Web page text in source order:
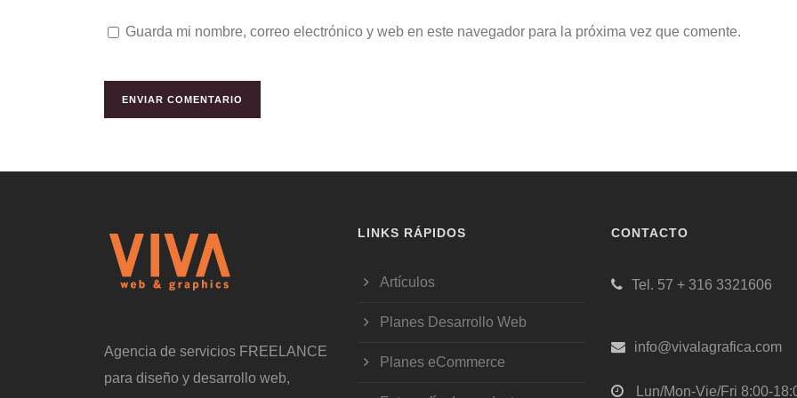
Guarda mi nombre, correo electrónico y web en este navegador para la próxima vez que comente.
Agencia de servicios FREELANCE
para diseño y desarrollo web,
LINKS RÁPIDOS
Artículos
Planes Desarrollo Web
Planes eCommerce
CONTACTO
Tel. 57 + 316 3321606
info@vivalagrafica.com
Lun/Mon-Vie/Fri 8:00-